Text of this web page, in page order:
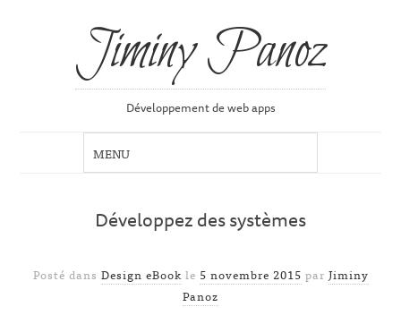
Jiminy Panoz
Développement de web apps
Développez des systèmes
Posté dans Design eBook le 5 novembre 2015 par Jiminy
Panoz